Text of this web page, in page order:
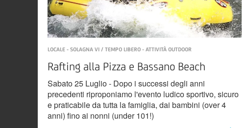
LOCALE - SOLAGNA VI / TEMPO LIBERO - ATTIVITÀ OUTDOOR
Rafting alla Pizza e Bassano Beach
Sabato 25 Luglio - Dopo i successi degli anni
precedenti riproponiamo l'evento ludico sportivo, sicuro
e praticabile da tutta la famiglia, dai bambini (over 4
anni) fino ai nonni (under 101!)